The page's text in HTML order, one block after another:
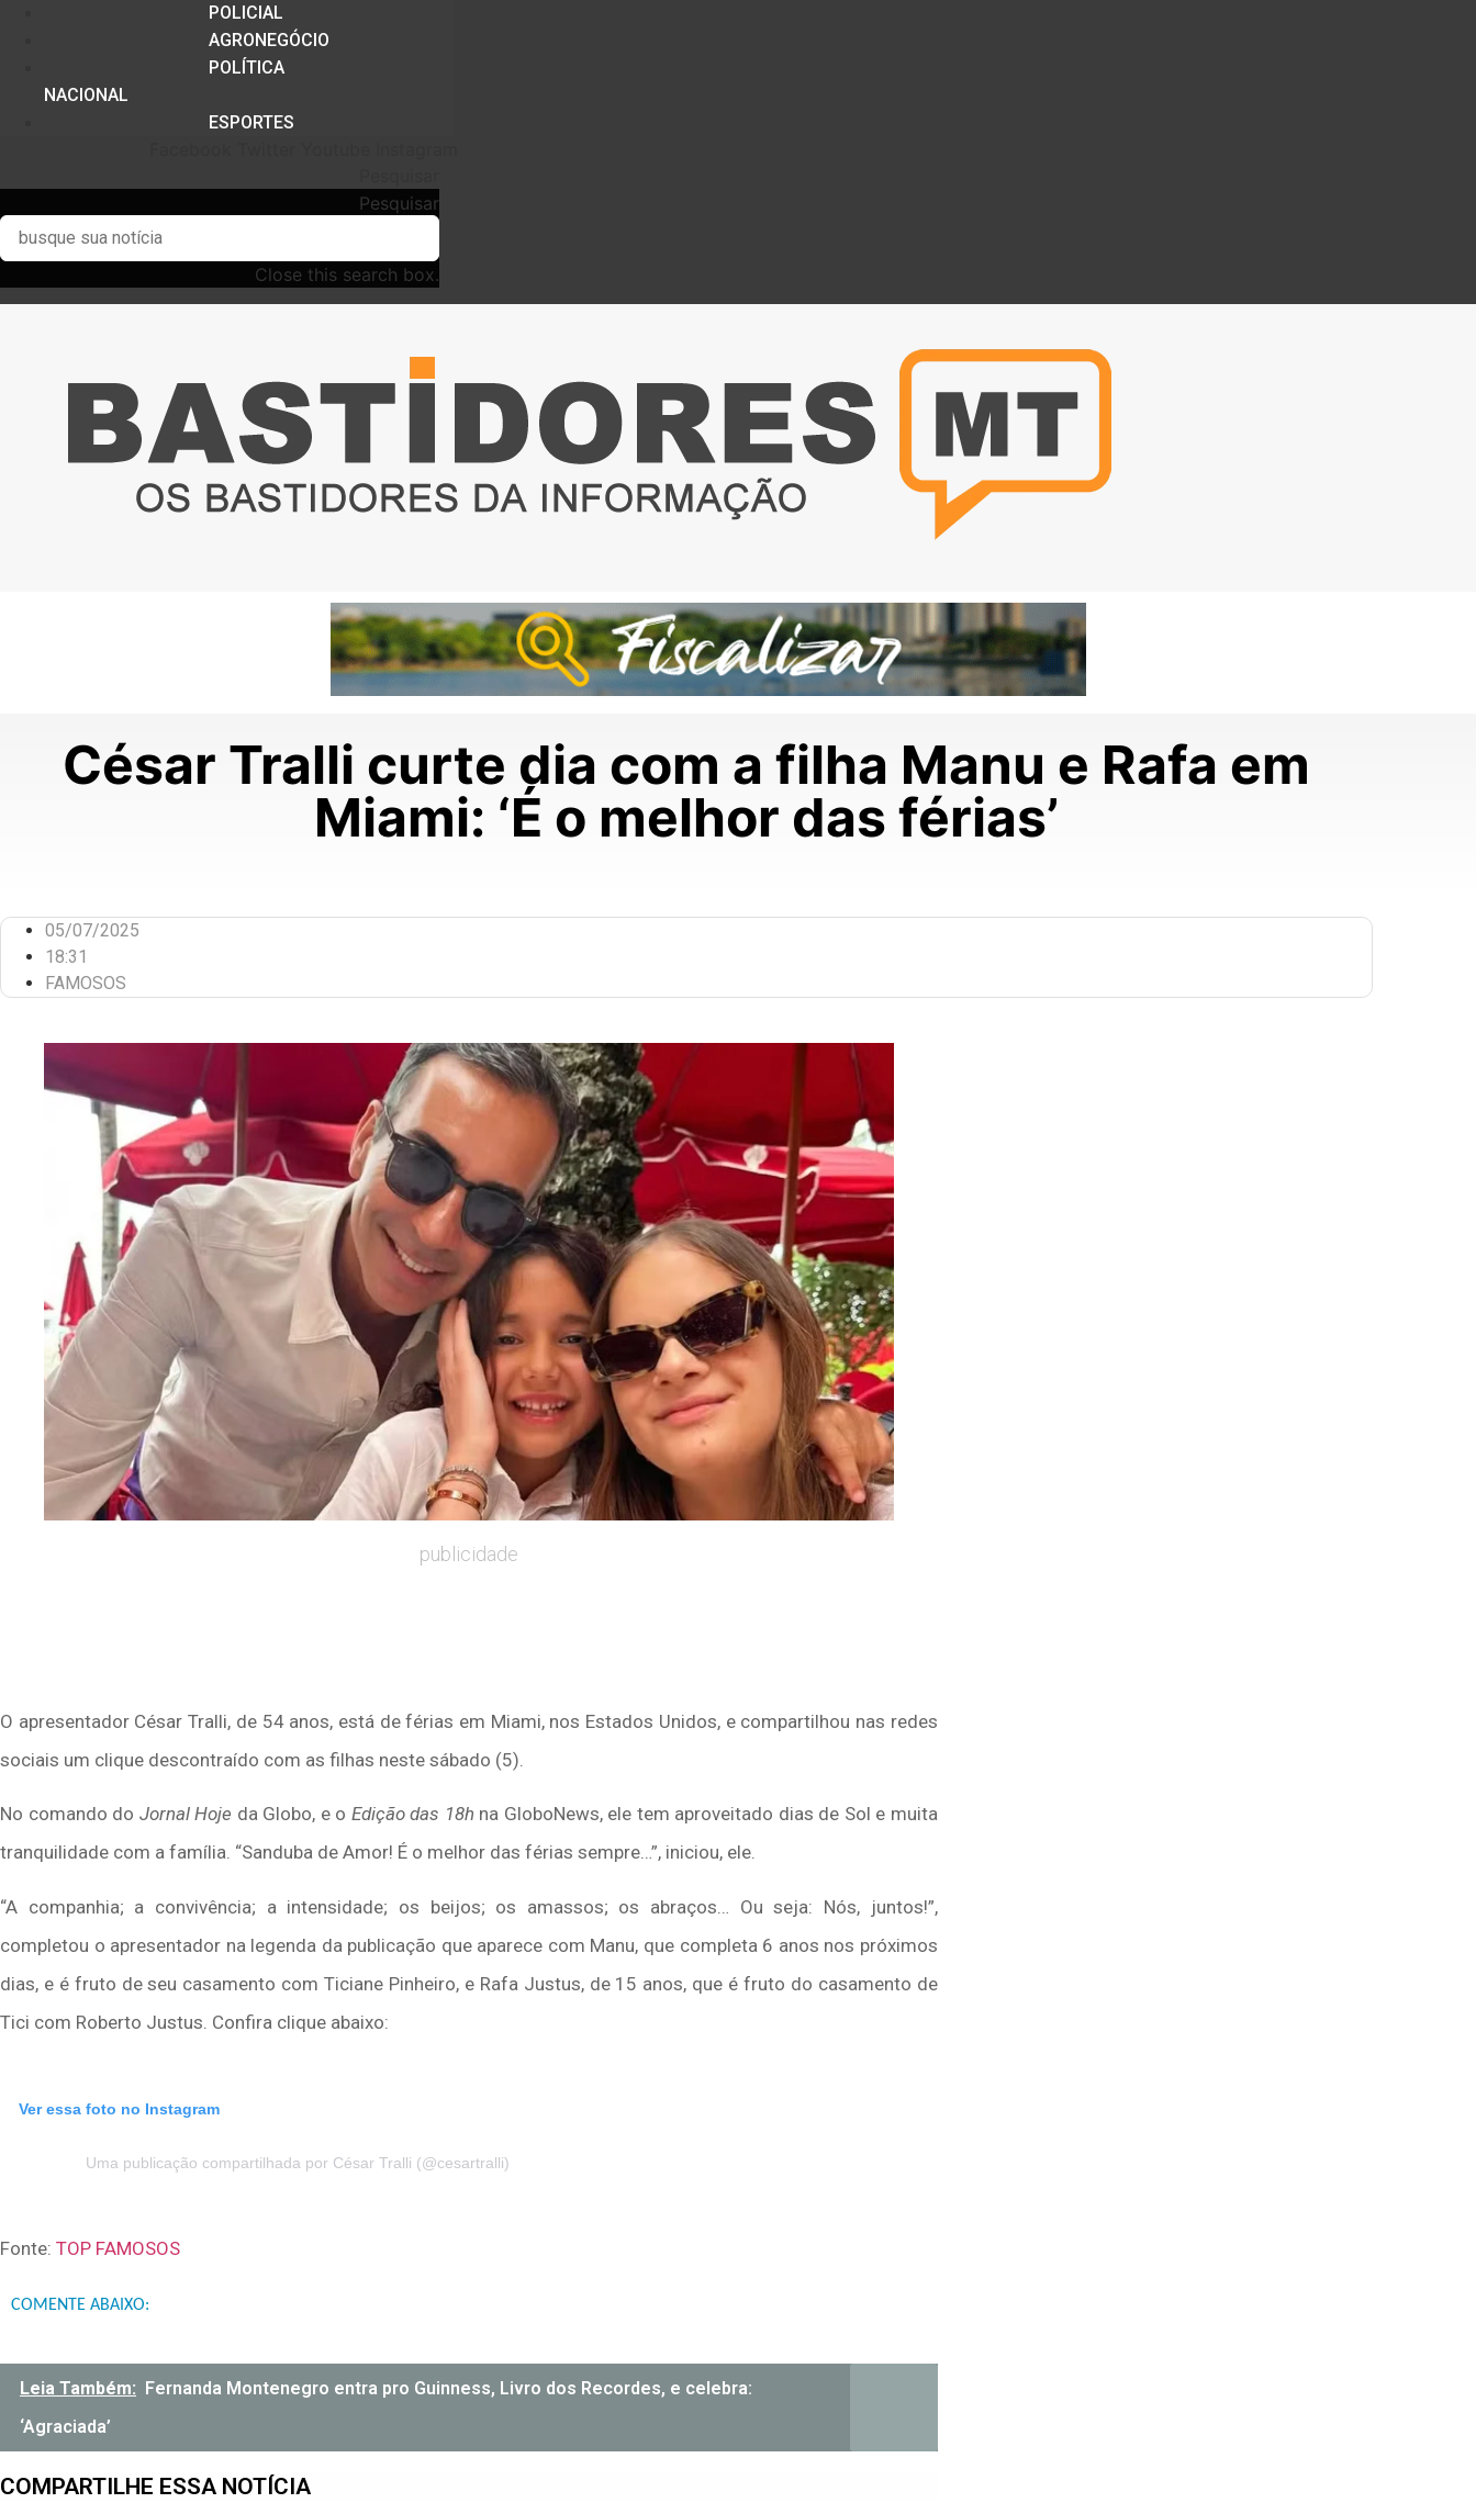
POLICIAL
AGRONEGÓCIO
POLÍTICA
NACIONAL
ESPORTES
Pesquisar
Close this search box.
César Tralli curte dia com a filha Manu e Rafa em
Miami: ‘É o melhor das férias’
05/07/2025
18:31
FAMOSOS
publicidade
O apresentador César Tralli, de 54 anos, está de férias em Miami, nos Estados Unidos, e compartilhou nas redes
sociais um clique descontraído com as filhas neste sábado (5).
No comando do Jornal Hoje da Globo, e o Edição das 18h na GloboNews, ele tem aproveitado dias de Sol e muita
tranquilidade com a família. “Sanduba de Amor! É o melhor das férias sempre…”, iniciou, ele.
“A companhia; a convivência; a intensidade; os beijos; os amassos; os abraços… Ou seja: Nós, juntos!”,
completou o apresentador na legenda da publicação que aparece com Manu, que completa 6 anos nos próximos
dias, e é fruto de seu casamento com Ticiane Pinheiro, e Rafa Justus, de 15 anos, que é fruto do casamento de
Tici com Roberto Justus. Confira clique abaixo:
Ver essa foto no Instagram
Uma publicação compartilhada por César Tralli (@cesartralli)
Fonte: TOP FAMOSOS
COMENTE ABAIXO:
Leia Também: Fernanda Montenegro entra pro Guinness, Livro dos Recordes, e celebra:
‘Agraciada’
COMPARTILHE ESSA NOTÍCIA